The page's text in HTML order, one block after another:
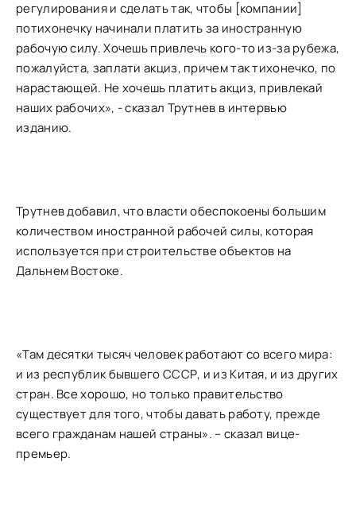
регулирования и сделать так, чтобы [компании]
потихонечку начинали платить за иностранную
рабочую силу. Хочешь привлечь кого-то из-за рубежа,
пожалуйста, заплати акциз, причем так тихонечко, по
нарастающей. Не хочешь платить акциз, привлекай
наших рабочих», - сказал Трутнев в интервью
изданию.
Трутнев добавил, что власти обеспокоены большим
количеством иностранной рабочей силы, которая
используется при строительстве объектов на
Дальнем Востоке.
«Там десятки тысяч человек работают со всего мира:
и из республик бывшего СССР, и из Китая, и из других
стран. Все хорошо, но только правительство
существует для того, чтобы давать работу, прежде
всего гражданам нашей страны». – сказал вице-
премьер.